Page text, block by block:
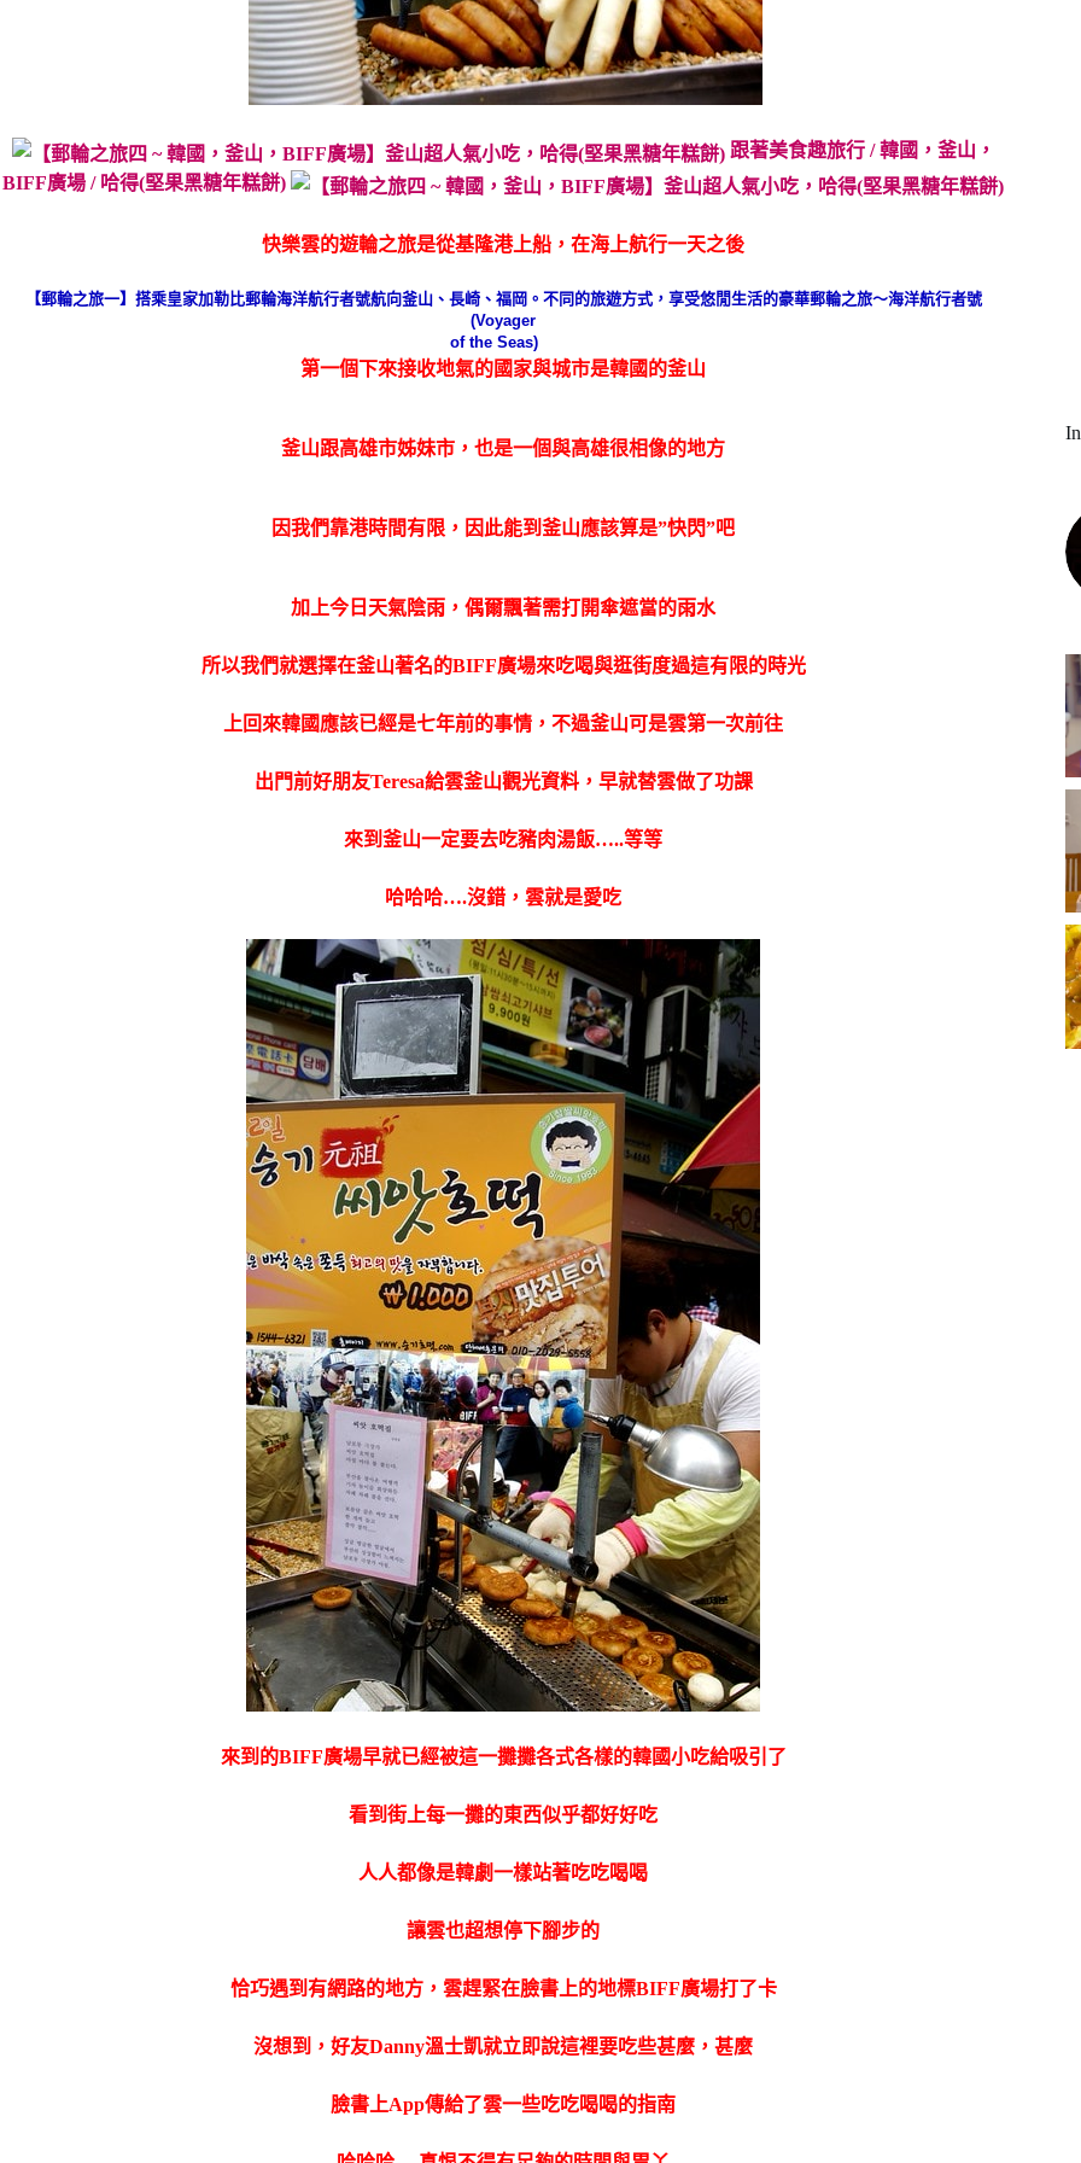
跟著美食趣旅行 / 韓國，釜山，
BIFF廣場 / 哈得(堅果黑糖年糕餅)
快樂雲的遊輪之旅是從基隆港上船，在海上航行一天之後
【郵輪之旅一】搭乘皇家加勒比郵輪海洋航行者號航向釜山、長崎、福岡。不同的旅遊方式，享受悠閒生活的豪華郵輪之旅〜海洋航行者號
(Voyager
of the Seas)
第一個下來接收地氣的國家與城市是韓國的釜山
釜山跟高雄市姊妹市，也是一個與高雄很相像的地方
因我們靠港時間有限，因此能到釜山應該算是”快閃”吧
加上今日天氣陰雨，偶爾飄著需打開傘遮當的雨水
所以我們就選擇在釜山著名的BIFF廣場來吃喝與逛街度過這有限的時光
上回來韓國應該已經是七年前的事情，不過釜山可是雲第一次前往
出門前好朋友Teresa給雲釜山觀光資料，早就替雲做了功課
來到釜山一定要去吃豬肉湯飯…..等等
哈哈哈….沒錯，雲就是愛吃
來到的BIFF廣場早就已經被這一攤攤各式各樣的韓國小吃給吸引了
看到街上每一攤的東西似乎都好好吃
人人都像是韓劇一樣站著吃吃喝喝
讓雲也超想停下腳步的
恰巧遇到有網路的地方，雲趕緊在臉書上的地標BIFF廣場打了卡
沒想到，好友Danny溫士凱就立即說這裡要吃些甚麼，甚麼
臉書上App傳給了雲一些吃吃喝喝的指南